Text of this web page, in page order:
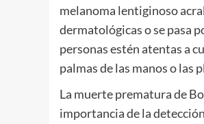
melanoma lentiginoso
dermatológicas o se pasa
personas estén atentas a
palmas de las manos o las
La muerte prematura de
importancia de la